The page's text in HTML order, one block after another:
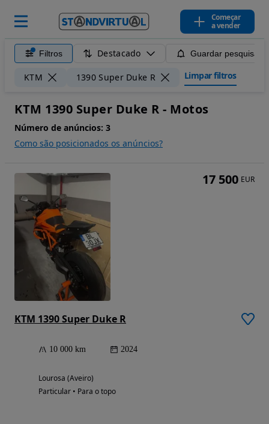
Começar
a vender
Filtros Destacado Guardar pesquisa
KTM 1390 Super Duke R Limpar filtros
KTM 1390 Super Duke R - Motos
Número de anúncios: 3
Como são posicionados os anúncios?
KTM 1390 Super Duke R
10 000 km 2024
Lourosa (Aveiro)
Particular • Para o topo
17 500 EUR